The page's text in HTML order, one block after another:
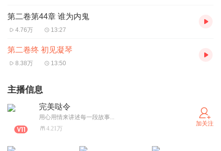
第二卷第44章 谁为内鬼
4.76万 13:27
第二卷终 初见凝琴
8.38万 13:50
主播信息
完美哒令
用心用情来讲述每一段故事...
4.21万
加关注